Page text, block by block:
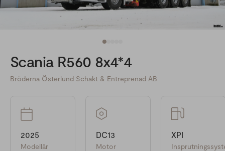
Scania R560 8x4*4
Bröderna Österlund Schakt & Entreprenad AB
2025
Modellår
DC13
Motor
XPI